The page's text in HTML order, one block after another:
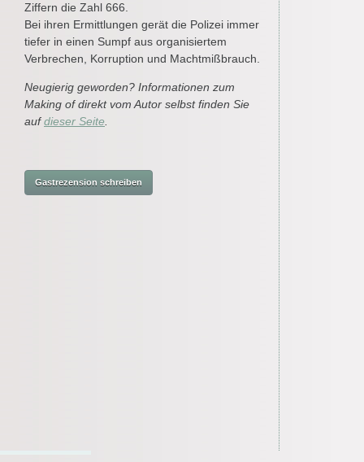
Ziffern die Zahl 666.
Bei ihren Ermittlungen gerät die Polizei immer
tiefer in einen Sumpf aus organisiertem
Verbrechen, Korruption und Machtmißbrauch.
Neugierig geworden? Informationen zum
Making of direkt vom Autor selbst finden Sie
aufdieser Seite